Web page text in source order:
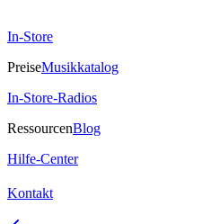
In-Store
PreiseMusikkatalog
In-Store-Radios
RessourcenBlog
Hilfe-Center
Kontakt